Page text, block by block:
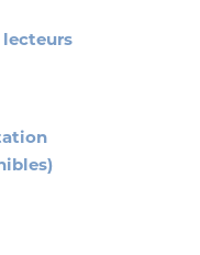
lecteurs